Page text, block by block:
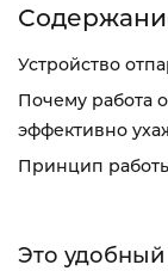
Устройство
Почему работа
эффективно
Принцип
Это